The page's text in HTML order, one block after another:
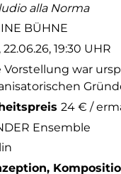
alla Norma
BÜHNE
22.06.26, 19:30 UHR
Vorstellung war
24 € /
Ensemble